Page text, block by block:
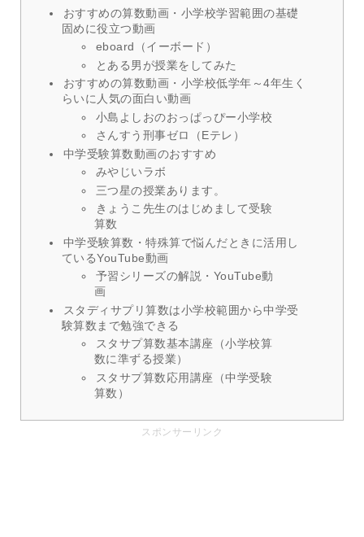
おすすめの算数動画・小学校学習範囲の基礎
固めに役立つ動画
eboard（イーボード）
とある男が授業をしてみた
おすすめの算数動画・小学校低学年～4年生く
らいに人気の面白い動画
小島よしおのおっぱっぴー小学校
さんすう刑事ゼロ（Eテレ）
中学受験算数動画のおすすめ
みやじいラボ
三つ星の授業あります。
きょうこ先生のはじめまして受験
算数
中学受験算数・特殊算で悩んだときに活用し
ているYouTube動画
予習シリーズの解説・ YouTube動
画
スタディサプリ算数は小学校範囲から中学受
験算数まで勉強できる
スタサプ算数基本講座（小学校算
数に準ずる授業）
スタサプ算数応用講座（中学受験
算数）
スポンサーリンク